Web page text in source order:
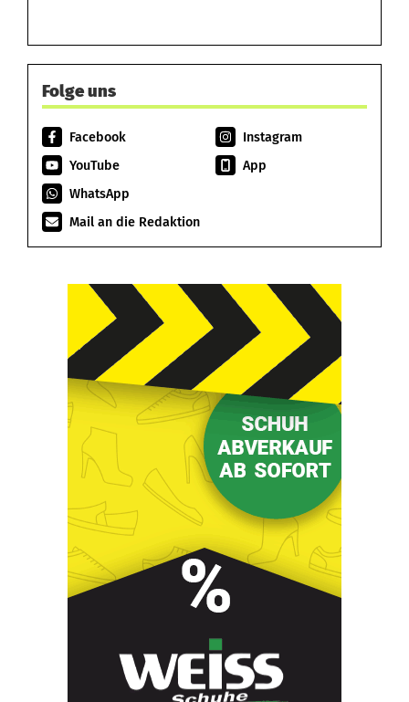
Folge uns
Facebook
Instagram
YouTube
App
WhatsApp
Mail an die Redaktion